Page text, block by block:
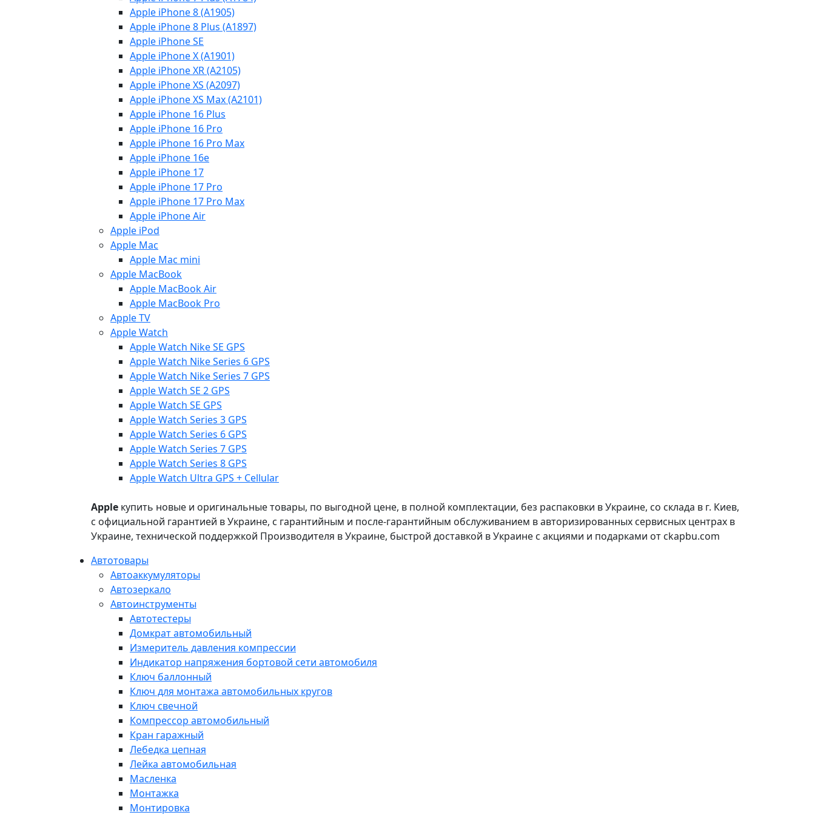
Apple iPhone 8 (A1905)
Apple iPhone 8 Plus (A1897)
Apple iPhone SE
Apple iPhone X (A1901)
Apple iPhone XR (A2105)
Apple iPhone XS (A2097)
Apple iPhone XS Max (A2101)
Apple iPhone 16 Plus
Apple iPhone 16 Pro
Apple iPhone 16 Pro Max
Apple iPhone 16e
Apple iPhone 17
Apple iPhone 17 Pro
Apple iPhone 17 Pro Max
Apple iPhone Air
Apple iPod
Apple Mac
Apple Mac mini
Apple MacBook
Apple MacBook Air
Apple MacBook Pro
Apple TV
Apple Watch
Apple Watch Nike SE GPS
Apple Watch Nike Series 6 GPS
Apple Watch Nike Series 7 GPS
Apple Watch SE 2 GPS
Apple Watch SE GPS
Apple Watch Series 3 GPS
Apple Watch Series 6 GPS
Apple Watch Series 7 GPS
Apple Watch Series 8 GPS
Apple Watch Ultra GPS + Cellular
Apple купить новые и оригинальные товары, по выгодной цене, в полной комплектации, без распаковки в Украине, со склада в г. Киев,
с официальной гарантией в Украине, с гарантийным и после-гарантийным обслуживанием в авторизированных сервисных центрах в
Украине, технической поддержкой Производителя в Украине, быстрой доставкой в Украине с акциями и подарками от ckapbu.com
Автотовары
Автоаккумуляторы
Автозеркало
Автоинструменты
Автотестеры
Домкрат автомобильный
Измеритель давления компрессии
Индикатор напряжения бортовой сети автомобиля
Ключ баллонный
Ключ для монтажа автомобильных кругов
Ключ свечной
Компрессор автомобильный
Кран гаражный
Лебедка цепная
Лейка автомобильная
Масленка
Монтажка
Монтировка